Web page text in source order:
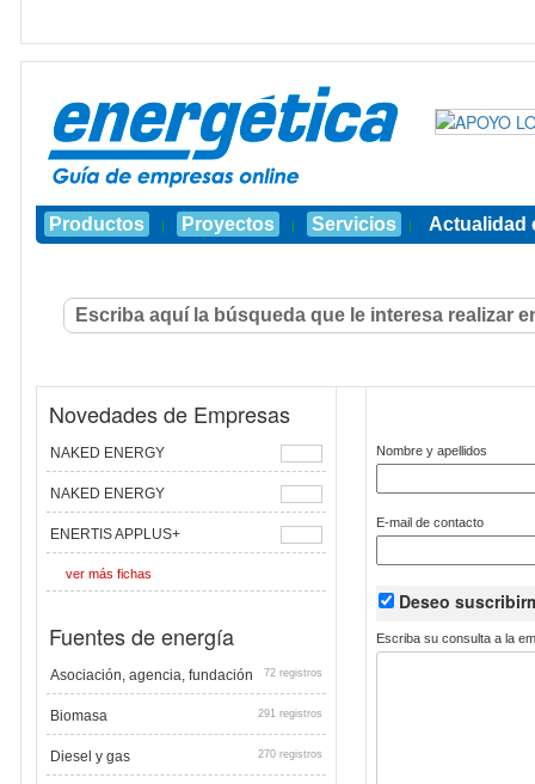
Productos | Proyectos | Servicios | Actualidad
Novedades de Empresas
NAKED ENERGY
NAKED ENERGY
ENERTIS APPLUS+
ver más fichas
Fuentes de energía
Asociación, agencia, fundación 72 registros
Biomasa 291 registros
Diesel y gas 270 registros
Nombre y apellidos
E-mail de contacto
Deseo
Escriba su consulta a la